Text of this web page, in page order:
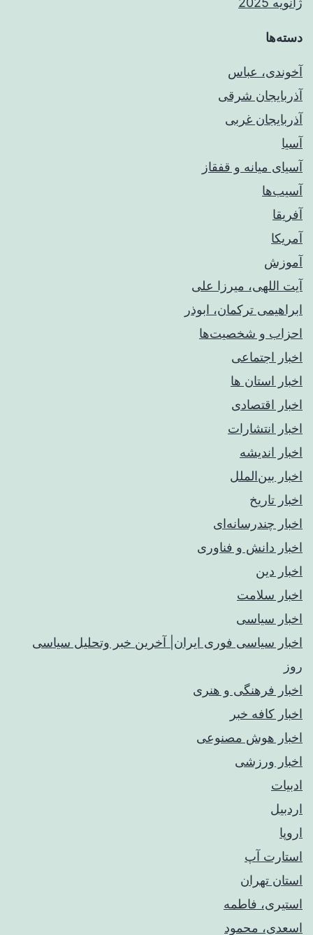
دسته‌ها
آخوندی، عباس
آذربایجان شرقی
آذربایجان غربی
آسیا
آسیای میانه و قفقاز
آسیب‌ها
آفریقا
آمریکا
آموزش
آیت اللهی، میرزا علی
ابراهیمی ترکمان، ابوذر
احزاب و شخصیت‌ها
اخبار اجتماعی
اخبار استان ها
اخبار اقتصادی
اخبار انتشارات
اخبار اندیشه
اخبار بین‌الملل
اخبار تاریخ
اخبار چندرسانه‌ای
اخبار دانش و فناوری
اخبار دین
اخبار سلامت
اخبار سیاسی
اخبار سیاسی فوری ایران| آخرین خبر وتحلیل سیاسی
روز
اخبار فرهنگی و هنری
اخبار کافه خبر
اخبار هوش مصنوعی
اخبار ورزشی
ادبیات
اردبیل
اروپا
استارت آپ
استان تهران
استیری، فاطمه
اسعدی، محمود